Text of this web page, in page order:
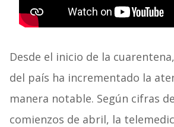
Desde el inicio de la
del país ha incrementado la
manera notable. Según cifras
comienzos de abril, la